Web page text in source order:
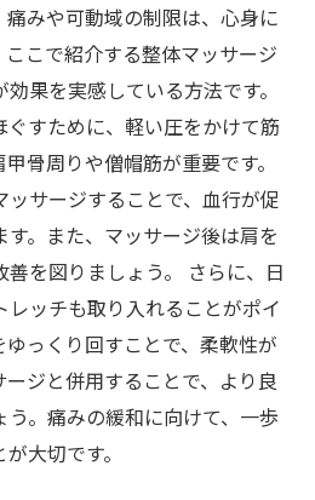
みや可動域の制限は、心身に
こで紹介する整体マッサージ
果を実感している方法です。
ぐすために、軽い圧をかけて筋
骨周りや僧帽筋が重要です。
ッサージすることで、血行が促
。また、マッサージ後は肩を
善を図りましょう。 さらに、日
ッチも取り入れることがポイ
っくり回すことで、柔軟性が
ジと併用することで、より良
う。痛みの緩和に向けて、一歩
大切です。